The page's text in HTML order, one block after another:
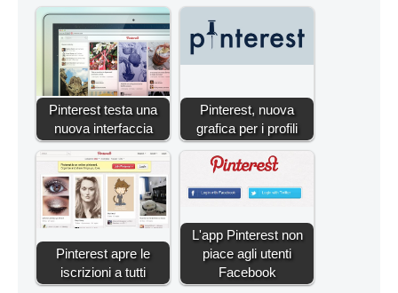
Pinterest testa una
nuova interfaccia
Pinterest, nuova
grafica per i profili
Pinterest apre le
iscrizioni a tutti
L'app Pinterest non
piace agli utenti
Facebook